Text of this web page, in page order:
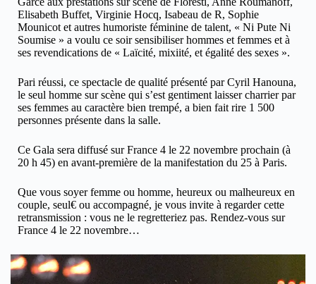
Elisabeth Buffet, Virginie Hocq, Isabeau de R, Sophie
Mounicot et autres humoriste féminine de talent, « Ni Pute Ni
Soumise » a voulu ce soir sensibiliser hommes et femmes et à
ses revendications de « Laïcité, mixiité, et égalité des sexes ».
Pari réussi, ce spectacle de qualité présenté par Cyril Hanouna,
le seul homme sur scène qui s’est gentiment laisser charrier par
ses femmes au caractère bien trempé, a bien fait rire 1 500
personnes présente dans la salle.
Ce Gala sera diffusé sur France 4 le 22 novembre prochain (à
20 h 45) en avant-première de la manifestation du 25 à Paris.
Que vous soyer femme ou homme, heureux ou malheureux en
couple, seul€ ou accompagné, je vous invite à regarder cette
retransmission : vous ne le regretteriez pas. Rendez-vous sur
France 4 le 22 novembre…